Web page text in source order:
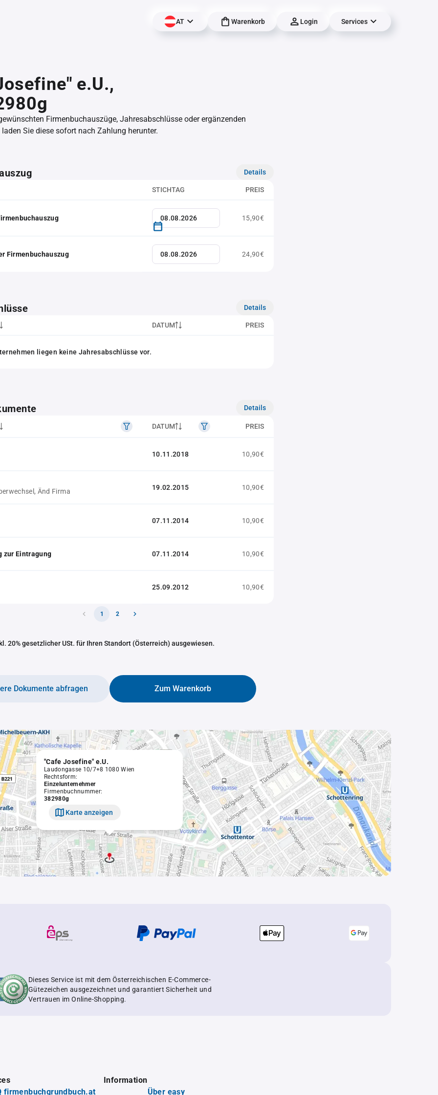
AT Warenkorb Login Services
e.U.,
Firmenbuchauszüge, Jahresabschlüsse oder ergänzenden
Sie diese sofort nach Zahlung herunter.
Details
STICHTAG PREIS
15,90€
Firmenbuchauszug 24,90€
Details
DATUM PREIS
liegen keine Jahresabschlüsse vor.
Details
DATUM PREIS
10.11.2018 10,90€
Änd Firma 19.02.2015 10,90€
07.11.2014 10,90€
zur Eintragung 07.11.2014 10,90€
25.09.2012 10,90€
1 2
20% gesetzlicher USt. für Ihren Standort (Österreich) ausgewiesen.
Zum Warenkorb
Dokumente abfragen
"Cafe Josefine" e.U.
Laudongasse 10/7+8 1080 Wien
Rechtsform:
Einzelunternehmer
Firmenbuchnummer:
382980g
Karte anzeigen
Dieses Service ist mit dem Österreichischen E-Commerce-
Gütezeichen ausgezeichnet und garantiert Sicherheit und
Vertrauen im Online-Shopping.
firmenbuchgrundbuch.at
Information
Über easy